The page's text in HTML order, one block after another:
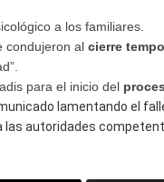
a los familiares.
condujeron al cierre
para el inicio del
lamentando el
autoridades